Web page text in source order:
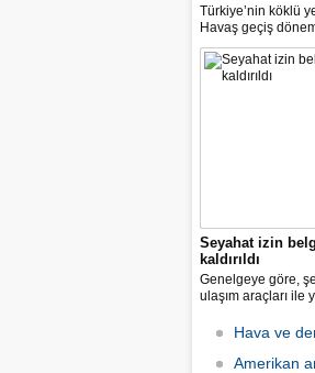
Türkiye’nin köklü
Havaş geçiş
koronavirüse
tarifeli yolcu
başladı.
Seyahat izin
kaldırıldı
Genelgeye göre,
ulaşım araçları ile
zorunluluğu
Hava ve
Amerikan